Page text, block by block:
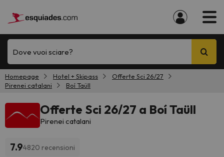
Dove vuoi sciare?
Homepage Hotel + Skipass
Offerte Sci 26/27
Pirenei catalani
Boí Taüll
Offerte Sci 26/27 a Boí Taüll
Pirenei catalani
7.94820 recensioni